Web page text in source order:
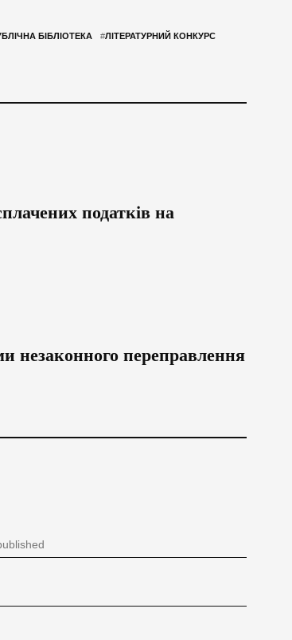
БІБЛІОТЕКА #ЛІТЕРАТУРНИЙ КОНКУРС
податків на
незаконного переправлення